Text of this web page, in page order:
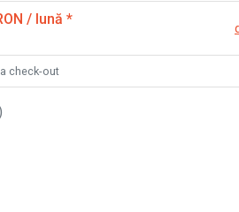
/ lună *
check-out